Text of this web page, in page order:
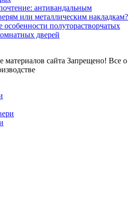
антивандальным
или металлическим накладкам?
полуторастворчатых
дверей
материалов сайта Запрещено! Все о